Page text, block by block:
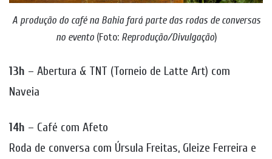
A produção do café na Bahia fará parte das rodas de conversas
no evento(Foto:Reprodução/Divulgação)
13h – Abertura & TNT (Torneio de Latte Art) com
Naveia
14h – Café com Afeto
Roda de conversa com Úrsula Freitas, Gleize Ferreira e